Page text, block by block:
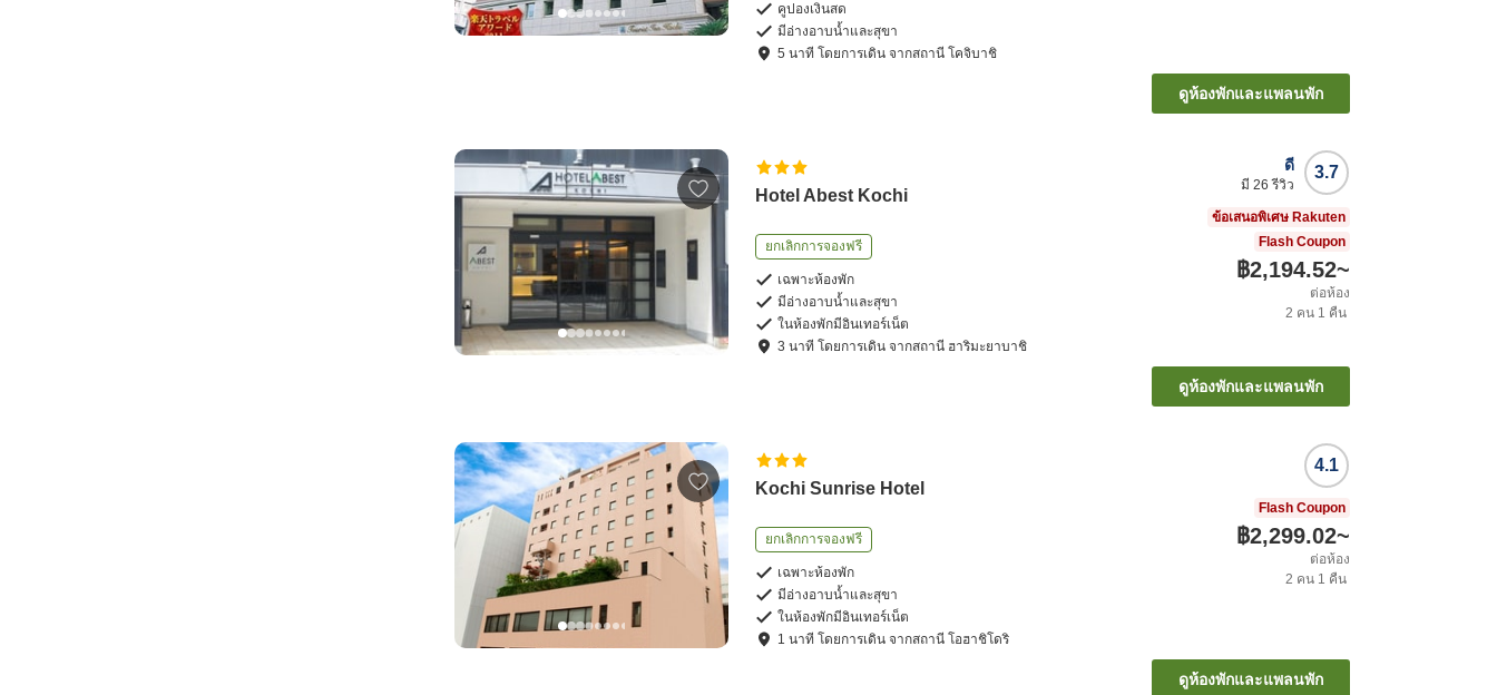
คูปองเงินสด
มีอ่างอาบน้ำและสุขา
5 นาที โดยการเดิน จากสถานี โคจิบาชิ
ดูห้องพักและแพลนพัก
Hotel Abest Kochi
ยกเลิกการจองฟรี
เฉพาะห้องพัก
มีอ่างอาบน้ำและสุขา
ในห้องพักมีอินเทอร์เน็ต
3 นาที โดยการเดิน จากสถานี ฮาริมะยาบาชิ
3.7
ดี
มี 26 รีวิว
ข้อเสนอพิเศษ Rakuten
Flash Coupon
฿2,194.52~
ต่อห้อง
2 คน 1 คืน
ดูห้องพักและแพลนพัก
Kochi Sunrise Hotel
ยกเลิกการจองฟรี
เฉพาะห้องพัก
มีอ่างอาบน้ำและสุขา
ในห้องพักมีอินเทอร์เน็ต
1 นาที โดยการเดิน จากสถานี โอฮาชิโดริ
4.1
Flash Coupon
฿2,299.02~
ต่อห้อง
2 คน 1 คืน
ดูห้องพักและแพลนพัก